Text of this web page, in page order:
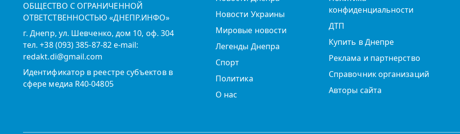
ОБЩЕСТВО С ОГРАНИЧЕННОЙ
ОТВЕТСТВЕННОСТЬЮ «ДНЕПР.ИНФО»
г. Днепр, ул. Шевченко, дом 10, оф. 304
тел. +38 (093) 385-87-82 e-mail:
redakt.di@gmail.com
Идентификатор в реестре субъектов в
сфере медиа R40-04805
Новости Украины
Мировые новости
Легенды Днепра
Спорт
Политика
О нас
конфиденциальности
ДТП
Купить в Днепре
Реклама и партнерство
Справочник организаций
Авторы сайта